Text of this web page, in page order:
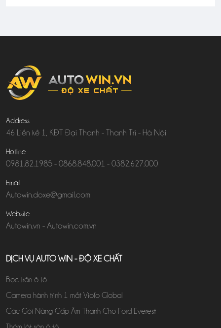
Address
46 Liền kề 1, KĐT Đại Thanh - Thanh Trì - Hà Nội
Hotline
0981.82.1985 - 0868.848.001 - 0382.627.000
Email
Autowin.doxe@gmail.com
Website
Autowin.vn - Autowin.com.vn
DỊCH VỤ AUTO WIN - ĐỘ XE CHẤT
Bọc trần ô tô
Camera hành trình 1 mắt Viofo Global
Các Gói Nâng Cấp Âm Thanh Cho Ford Everest